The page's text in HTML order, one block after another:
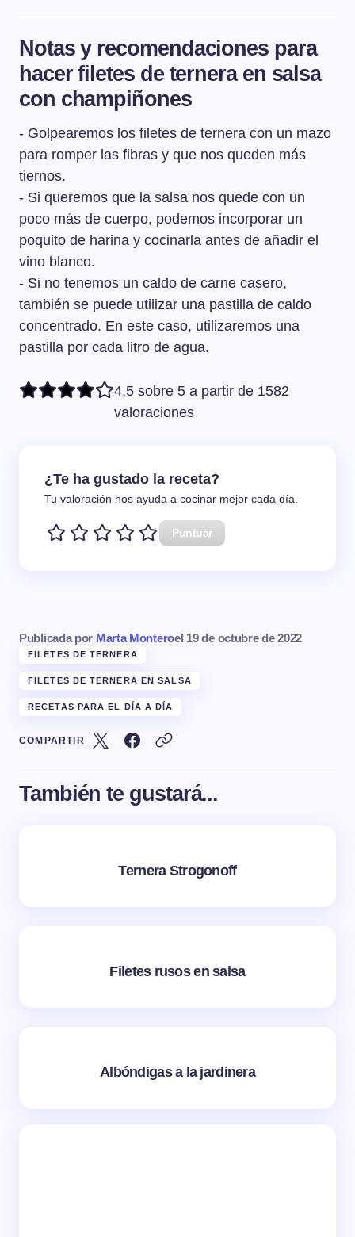
Hay varias partes de la ternera que son las mejores para
punta de cadera y la culata de contra son las mejores
piezas para filetes.
Notas y recomendaciones para
hacer filetes de ternera en salsa
con champiñones
- Golpearemos los filetes de ternera con un mazo
para romper las fibras y que nos queden más
tiernos.
- Si queremos que la salsa nos quede con un
poco más de cuerpo, podemos incorporar un
poquito de harina y cocinarla antes de añadir el
vino blanco.
- Si no tenemos un caldo de carne casero,
también se puede utilizar una pastilla de caldo
concentrado. En este caso, utilizaremos una
pastilla por cada litro de agua.
4,5 sobre 5 a partir de 1582
valoraciones
¿Te ha gustado la receta?
Tu valoración nos ayuda a cocinar mejor cada día.
Puntuar
Publicada por Marta Monteroel 19 de octubre de 2022
FILETES DE TERNERA
FILETES DE TERNERA EN SALSA
RECETAS PARA EL DÍA A DÍA
COMPARTIR
También te gustará...
Ternera Strogonoff
Filetes rusos en salsa
Albóndigas a la jardinera